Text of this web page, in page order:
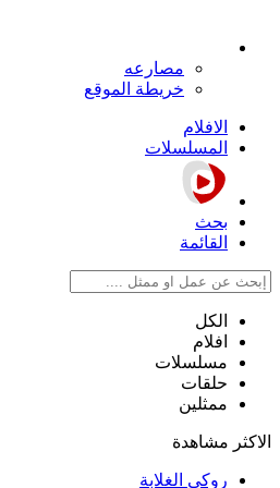
مصارعه
خريطة الموقع
الافلام
المسلسلات
بحث
القائمة
الكل
افلام
مسلسلات
حلقات
ممثلين
الاكثر مشاهدة
روكي الغلابة